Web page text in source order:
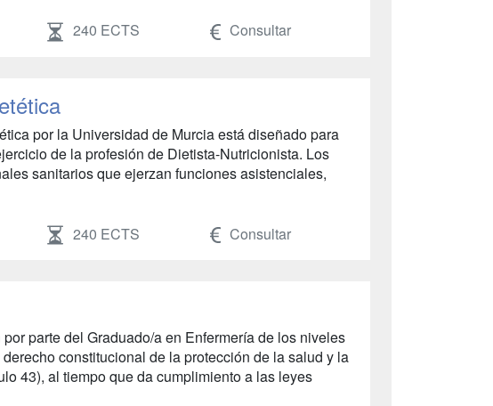
240 ECTS Consultar
por la Universidad de Murcia está diseñado para
de la profesión de Dietista-Nutricionista. Los
sanitarios que ejerzan funciones asistenciales,
240 ECTS Consultar
parte del Graduado/a en Enfermería de los niveles
constitucional de la protección de la salud y la
43), al tiempo que da cumplimiento a las leyes